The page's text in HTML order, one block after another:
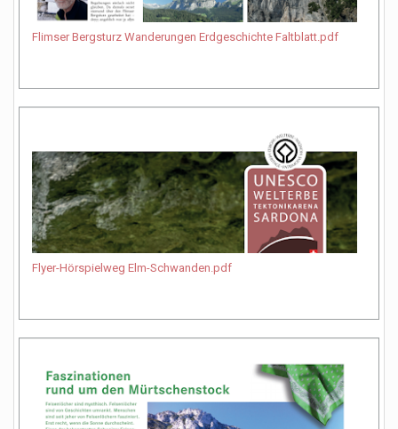
Flimser Bergsturz Wanderungen Erdgeschichte Faltblatt.pdf
Flyer-Hörspielweg Elm-Schwanden.pdf